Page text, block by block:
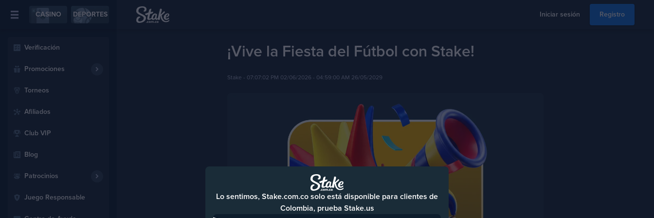
CASINO DEPORTES
Verificación
Promociones
Torneos
Afiliados
Club VIP
Blog
Patrocinios
Juego Responsable
Iniciar sesión Registro
¡Vive la Fiesta del Fútbol con Stake!
Stake - 07:07:02 PM 02/06/2026 - 04:59:00 AM 26/05/2029
Lo sentimos, Stake.com.co solo está disponible para clientes de
Colombia, prueba Stake.us